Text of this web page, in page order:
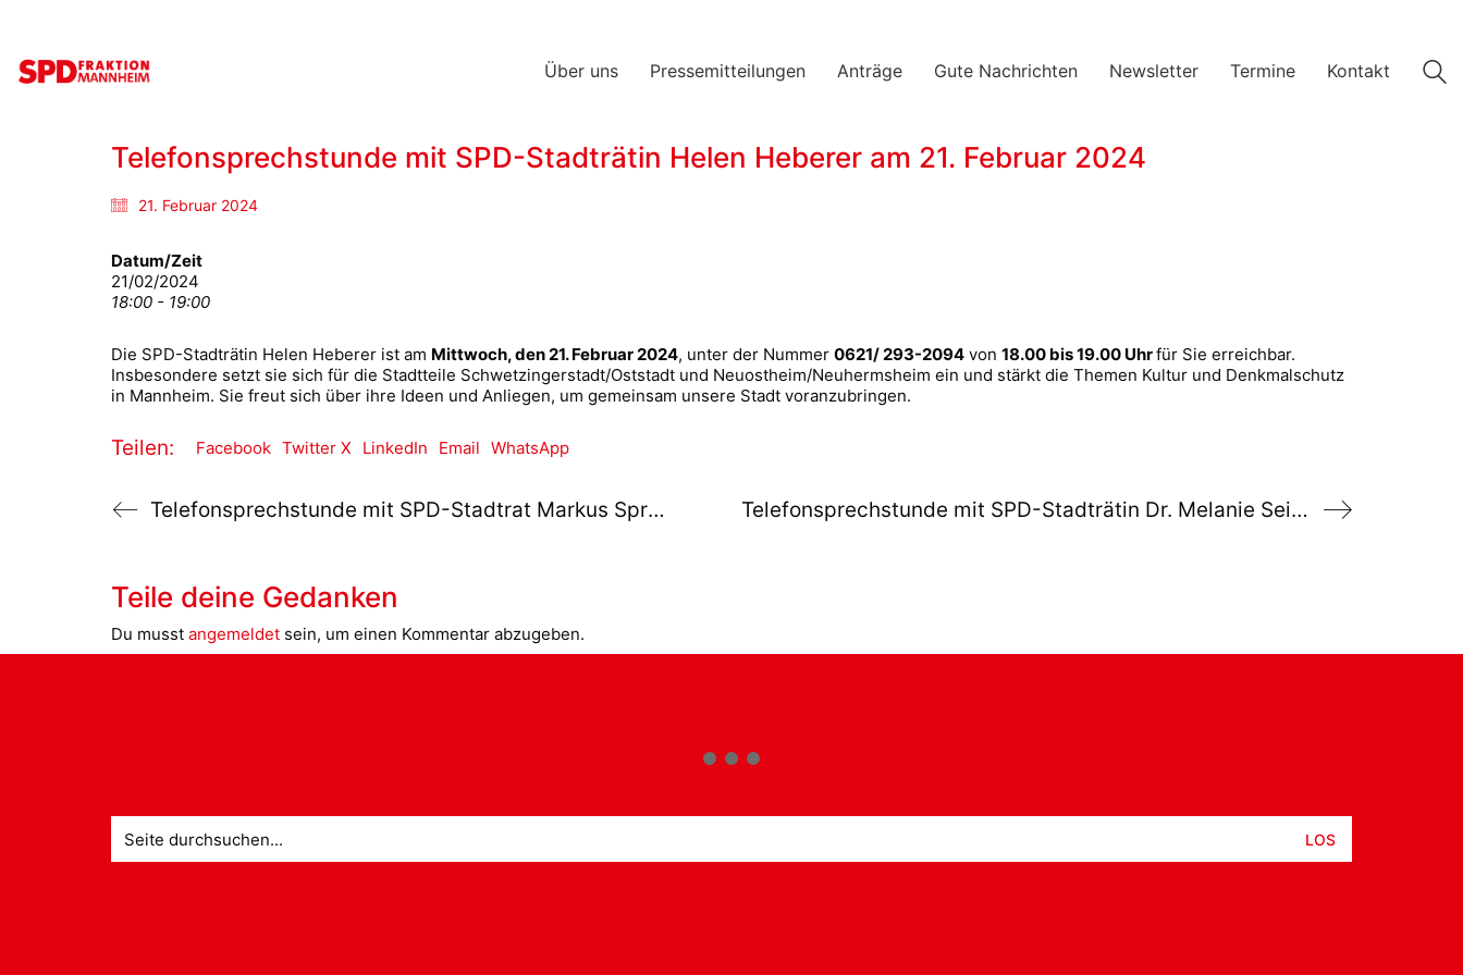
Über uns Pressemitteilungen Anträge Gute Nachrichten Newsletter Termine Kontakt
Telefonsprechstunde mit SPD-Stadträtin Helen Heberer am 21. Februar 2024
21. Februar 2024
Datum/Zeit
21/02/2024
18:00 - 19:00
Die SPD-Stadträtin Helen Heberer ist am Mittwoch, den 21. Februar 2024, unter der Nummer 0621/ 293-2094 von 18.00 bis 19.00 Uhrfür Sie erreichbar.
Insbesondere setzt sie sich für die Stadtteile Schwetzingerstadt/Oststadt und Neuostheim/Neuhermsheim ein und stärkt die Themen Kultur und Denkmalschutz
in Mannheim. Sie freut sich über ihre Ideen und Anliegen, um gemeinsam unsere Stadt voranzubringen.
Teilen: Facebook Twitter X LinkedIn Email WhatsApp
Telefonsprechstunde mit SPD-Stadtrat Markus Sprengler am 31. Januar 2024 Telefonsprechstunde mit SPD-Stadträtin Dr. Melanie Seidenglanz am 13. März 2024
Teile deine Gedanken
Du musst angemeldet sein, um einen Kommentar abzugeben.
nach: